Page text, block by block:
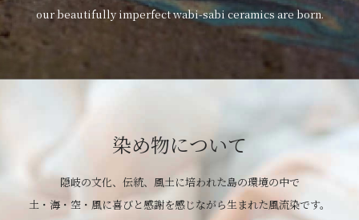
our beautifully imperfect wabi-sabi ceramics are born.
染め物について
隠岐の文化、伝統、風土に培われた島の環境の中で
土・海・空・風に喜びと感謝を感じながら生まれた風流染です。